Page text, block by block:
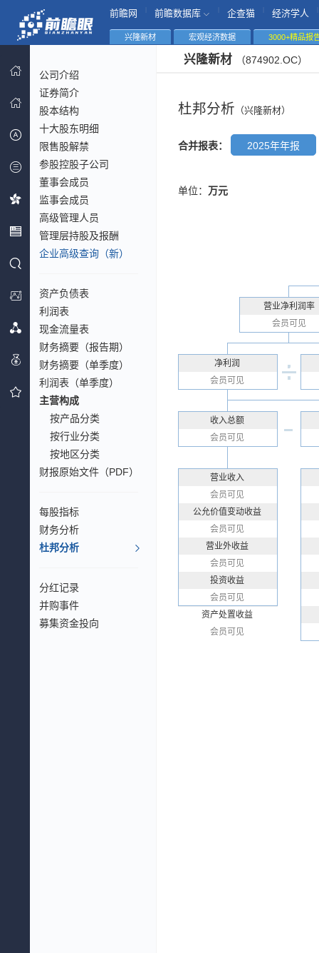
前瞻网 前瞻数据库 企查猫 经济学人
兴隆新材 宏观经济数据 3000+精品报
公司介绍
证券简介
股本结构
十大股东明细
限售股解禁
参股控股子公司
董事会成员
监事会成员
高级管理人员
管理层持股及报酬
企业高级查询（新）
资产负债表
利润表
现金流量表
财务摘要（报告期）
财务摘要（单季度）
利润表（单季度）
主营构成
按产品分类
按行业分类
按地区分类
财报原始文件（PDF）
每股指标
财务分析
杜邦分析
分红记录
并购事件
募集资金投向
兴隆新材 （874902.OC）
杜邦分析 （兴隆新材）
合并报表： 2025年年报
单位： 万元
营业净利润率
会员可见
净利润
会员可见
收入总额
会员可见
营业收入
会员可见
公允价值变动收益
会员可见
营业外收益
会员可见
投资收益
会员可见
资产处置收益
会员可见